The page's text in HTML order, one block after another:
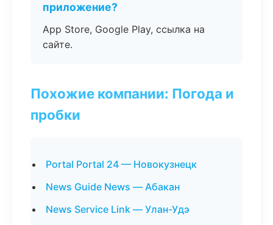
приложение?
App Store, Google Play, ссылка на
сайте.
Похожие компании: Погода и
пробки
Portal Portal 24 — Новокузнецк
News Guide News — Абакан
News Service Link — Улан-Удэ